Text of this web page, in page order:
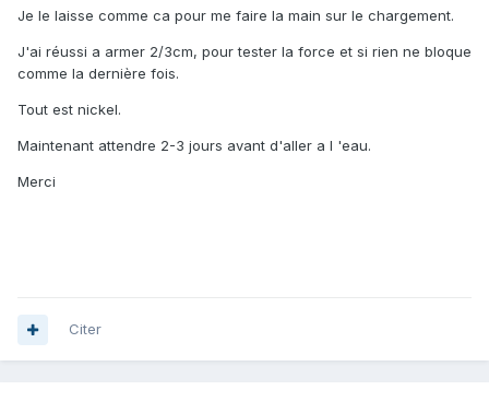
Je le laisse comme ca pour me faire la main sur le chargement.
J'ai réussi a armer 2/3cm, pour tester la force et si rien ne bloque
comme la dernière fois.
Tout est nickel.
Maintenant attendre 2-3 jours avant d'aller a l 'eau.
Merci
Citer